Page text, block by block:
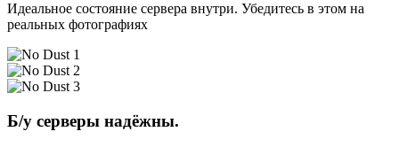
Идеальное состояние сервера внутри. Убедитесь в этом на
реальных фотографиях
Б/у серверы надёжны.